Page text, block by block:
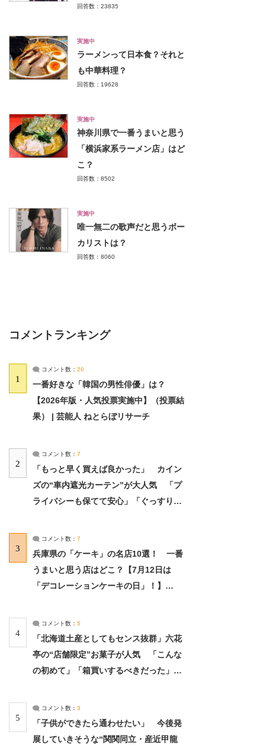
回答数：23835
実施中
ラーメンって日本食？それと
も中華料理？
回答数：19628
実施中
神奈川県で一番うまいと思う
「横浜家系ラーメン店」はど
こ？
回答数：8502
実施中
唯一無二の歌声だと思うボー
カリストは？
回答数：8060
コメントランキング
1
コメント数： 20
一番好きな「韓国の男性俳優」は？
【2026年版・人気投票実施中】（投票結
果） | 芸能人 ねとらぼリサーチ
2
コメント数： 7
「もっと早く買えば良かった」 カイン
ズの“車内遮光カーテン”が大人気 「プ
ライバシーも保てて安心」「ぐっすり眠
3
コメント数： 7
兵庫県の「ケーキ」の名店10選！ 一番
うまいと思う店はどこ？【7月12日は
「デコレーションケーキの日」！】
4
コメント数： 5
「北海道土産としてもセンス抜群」六花
亭の“店舗限定”お菓子が人気 「こんな
の初めて」「箱買いするべきだった」
5
コメント数： 3
「子供ができたら通わせたい」 今後発
展していきそうな“関関同立・産近甲龍